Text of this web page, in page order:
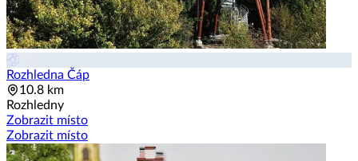
Rozhledna Čáp
10.8 km
Rozhledny
Zobrazit místo
Zobrazit místo